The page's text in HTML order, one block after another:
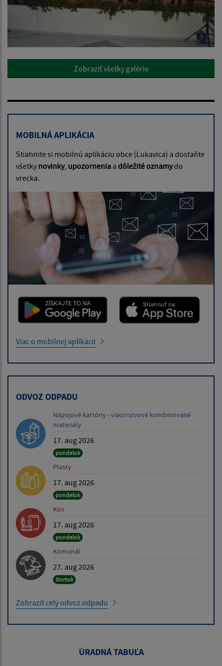
Zobraziť všetky galérie
MOBILNÁ APLIKÁCIA
Stiahnite si mobilnú aplikáciu obce (Lukavica) a dostaňte
všetky novinky, upozornenia a dôležité oznamydo
vrecka.
Viac o mobilnej aplikácii
ODVOZ ODPADU
Nápojové kartóny - viacvrstvové kombinované
materiály
17. aug 2026
pondelok
Plasty
17. aug 2026
pondelok
Kov
17. aug 2026
pondelok
Komunál
27. aug 2026
štvrtok
Zobraziť celý odvoz odpadu
ÚRADNÁ TABUĽA